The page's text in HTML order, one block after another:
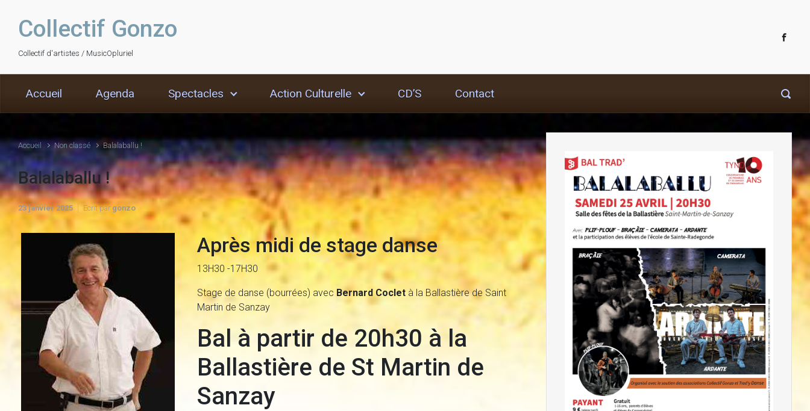
Collectif Gonzo
Collectif d'artistes / MusicOpluriel
Accueil Agenda Spectacles Action Culturelle CD’S Contact
Accueil Non classé Balalaballu !
Balalaballu !
23 janvier 2025 Ecrit par gonzo
Après midi de stage danse
13H30 -17H30
Stage de danse (bourrées) avec Bernard Coclet à la Ballastière de Saint
Martin de Sanzay
Bal à partir de 20h30 à la
Ballastière de St Martin de
Sanzay